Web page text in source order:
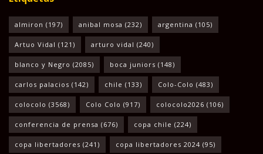
almiron (197) anibal mosa (232) argentina (105)
Artuo Vidal (121) arturo vidal (240)
blanco y Negro (2085) boca juniors (148)
carlos palacios (142) chile (133) Colo-Colo (483)
colocolo (3568) Colo Colo (917) colocolo2026 (106)
conferencia de prensa (676) copa chile (224)
copa libertadores (241) copa libertadores 2024 (95)